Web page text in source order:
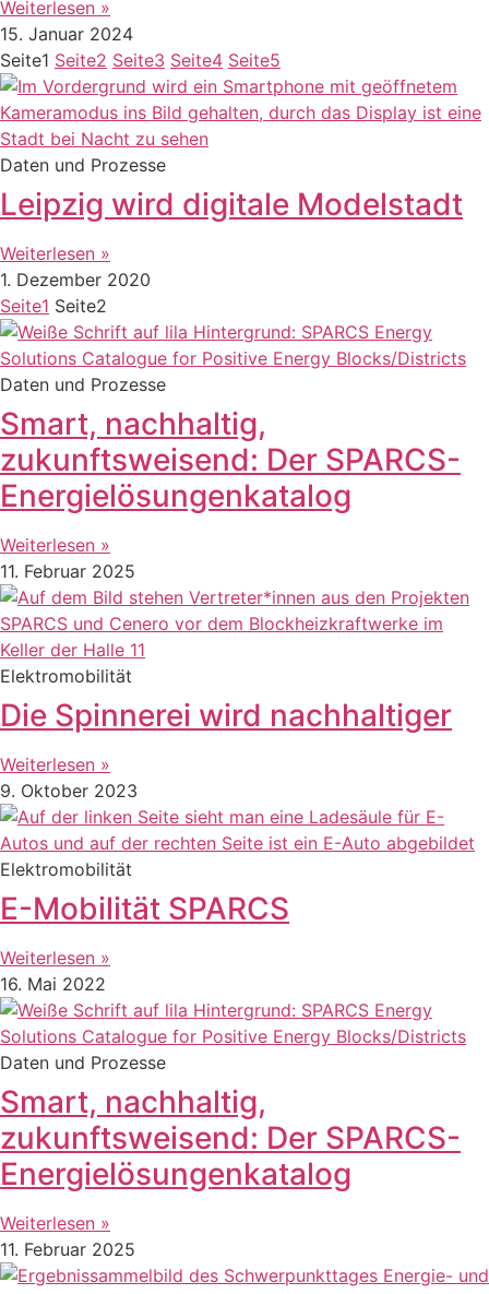
Weiterlesen »
15. Januar 2024
Seite1 Seite2 Seite3 Seite4 Seite5
Daten und Prozesse
Leipzig wird digitale Modelstadt
Weiterlesen »
1. Dezember 2020
Seite1 Seite2
Daten und Prozesse
Smart, nachhaltig,
zukunftsweisend: Der SPARCS-
Energielösungenkatalog
Weiterlesen »
11. Februar 2025
Elektromobilität
Die Spinnerei wird nachhaltiger
Weiterlesen »
9. Oktober 2023
Elektromobilität
E-Mobilität SPARCS
Weiterlesen »
16. Mai 2022
Daten und Prozesse
Smart, nachhaltig,
zukunftsweisend: Der SPARCS-
Energielösungenkatalog
Weiterlesen »
11. Februar 2025